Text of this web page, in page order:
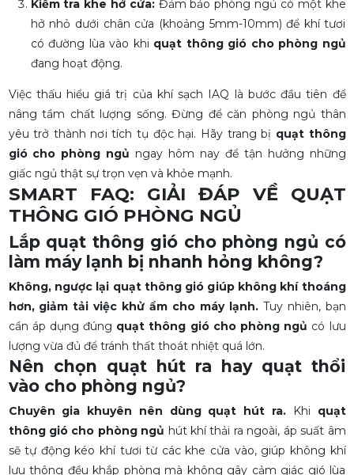
Kiểm tra khe hở cửa:Đảm bảo phòng ngủ có một khe
hở nhỏ dưới chân cửa (khoảng 5mm-10mm) để khí tươi
có đường lùa vào khi quạt thông gió cho phòng ngủ
đang hoạt động.
Việc thấu hiểu giá trị của khí sạch IAQ là bước đầu tiên để
nâng tầm chất lượng sống. Đừng để căn phòng ngủ thân
yêu trở thành nơi tích tụ độc hại. Hãy trang bị quạt thông
gió cho phòng ngủ ngay hôm nay để tận hưởng những
giấc ngủ thật sự trọn vẹn và khỏe mạnh.
SMART FAQ: GIẢI ĐÁP VỀ QUẠT
THÔNG GIÓ PHÒNG NGỦ
Lắp quạt thông gió cho phòng ngủ có
làm máy lạnh bị nhanh hỏng không?
Không, ngược lại quạt thông gió giúp không khí thoáng
hơn, giảm tải việc khử ẩm cho máy lạnh.Tuy nhiên, bạn
cần áp dụng đúng quạt thông gió cho phòng ngủ có lưu
lượng vừa đủ để tránh thất thoát nhiệt quá lớn.
Nên chọn quạt hút ra hay quạt thổi
vào cho phòng ngủ?
Chuyên gia khuyên nên dùng quạt hút ra.Khi quạt
thông gió cho phòng ngủ hút khí thải ra ngoài, áp suất âm
sẽ tự động kéo khí tươi từ các khe cửa vào, giúp không khí
lưu thông đều khắp phòng mà không gây cảm giác gió lùa